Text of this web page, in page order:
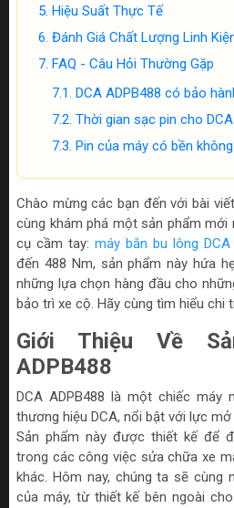
Hiệu Suất Thực Tế
Đánh Giá Chất Lượng Linh
FAQ - Câu Hỏi Thường Gặp
DCA ADPB488 có bảo
Thời gian sạc pin cho
Pin của máy có bền
Chào mừng các bạn đến với bài
cùng khám phá một sản phẩm
cụ cầm tay: máy bắn bu lông DCA
đến 488 Nm, sản phẩm này hứa
những lựa chọn hàng đầu cho
bảo trì xe cộ. Hãy cùng tìm hiểu chi
Giới Thiệu Về
ADPB488
DCA ADPB488 là một chiếc
thương hiệu DCA, nổi bật với lực
Sản phẩm này được thiết kế để
trong các công việc sửa chữa xe
khác. Hôm nay, chúng ta sẽ cùng
của máy, từ thiết kế bên ngoài